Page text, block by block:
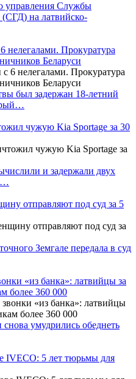
управления Службы
(СГД) на латвийско-
нелегалами. Прокуратура
Беларуси
был задержан 18-летний
чужую Kia Sportage за 30
и задержали двух
отправляют под суд за 5
Земгале передала в суд
«из банка»: латвийцы за
более 360 000
умудрились обеднеть
IVECO: 5 лет тюрьмы для